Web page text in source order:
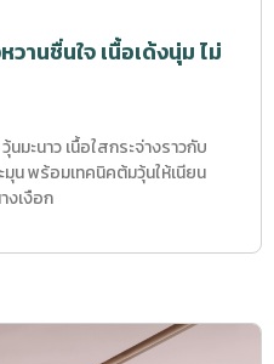
านชื่นใจ เนื้อเด้งนุ่ม ไม่
มะนาว เนื้อใสกระจ่างราวกับ
น พร้อมเทคนิคต้มวุ้นให้เนียน
งเงือก